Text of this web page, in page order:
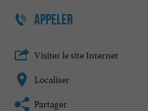
APPELER
Visiter le site Internet
Localiser
Partager